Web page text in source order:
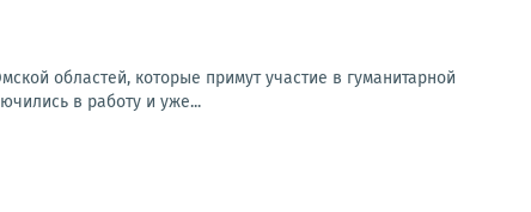
областей, которые примут участие в гуманитарной
в работу и уже...